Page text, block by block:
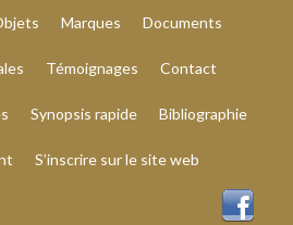
Marques Documents
Témoignages Contact
Synopsis rapide Bibliographie
S’inscrire sur le site web